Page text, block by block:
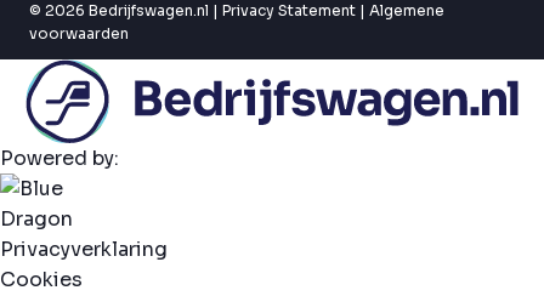
© 2026 Bedrijfswagen.nl | Privacy Statement | Algemene
voorwaarden
Powered by:
Privacyverklaring
Cookies